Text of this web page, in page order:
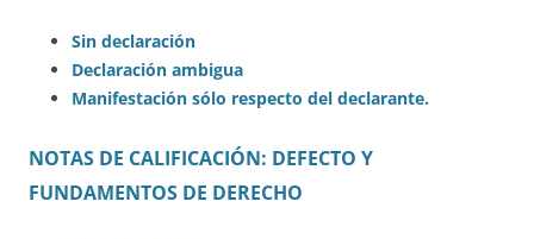
Sin declaración
Declaración ambigua
Manifestación sólo respecto del declarante.
NOTAS DE CALIFICACIÓN: DEFECTO Y
FUNDAMENTOS DE DERECHO